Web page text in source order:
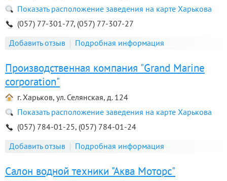
Показать расположение заведения на карте Харькова
(057) 77-301-77, (057) 77-307-27
Добавить отзыв
Подробная информация
Производственная компания "Grand Marine
corporation"
г. Харьков, ул. Селянская, д. 124
Показать расположение заведения на карте Харькова
(057) 784-01-25, (057) 784-01-24
Добавить отзыв
Подробная информация
Салон водной техники "Аква Моторс"